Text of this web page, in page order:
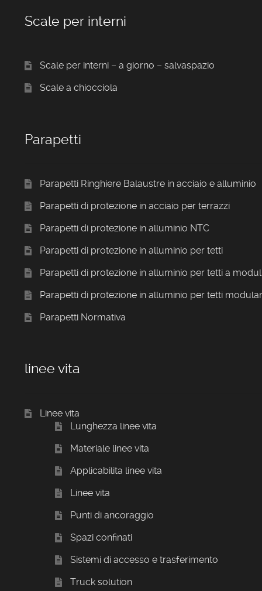
Scale per interni
Scale per interni – a giorno – salvaspazio
Scale a chiocciola
Parapetti
Parapetti Ringhiere Balaustre in acciaio e alluminio
Parapetti di protezione in acciaio per terrazzi
Parapetti di protezione in alluminio NTC
Parapetti di protezione in alluminio per tetti
Parapetti di protezione in alluminio per tetti a
Parapetti di protezione in alluminio per tetti
Parapetti Normativa
linee vita
Linee vita
Lunghezza linee vita
Materiale linee vita
Applicabilita linee vita
Linee vita
Punti di ancoraggio
Spazi confinati
Sistemi di accesso e trasferimento
Truck solution